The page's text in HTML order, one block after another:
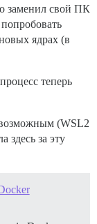
заменил свой ПК
ядрах (в
теперь
возможным (WSL2
здесь за эту